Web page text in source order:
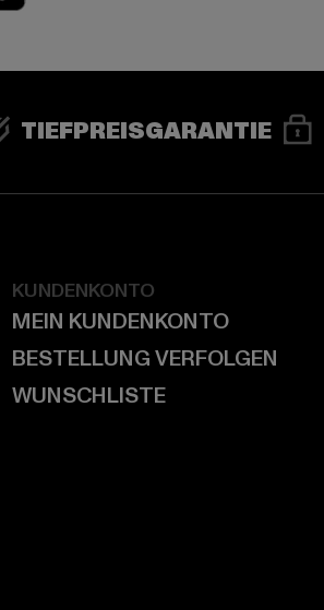
TIEFPREISGARANTIE
KUNDENKONTO
MEIN KUNDENKONTO
BESTELLUNG VERFOLGEN
WUNSCHLISTE